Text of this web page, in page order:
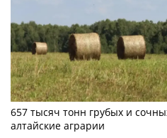
657 тысяч тонн грубых и
алтайские аграрии